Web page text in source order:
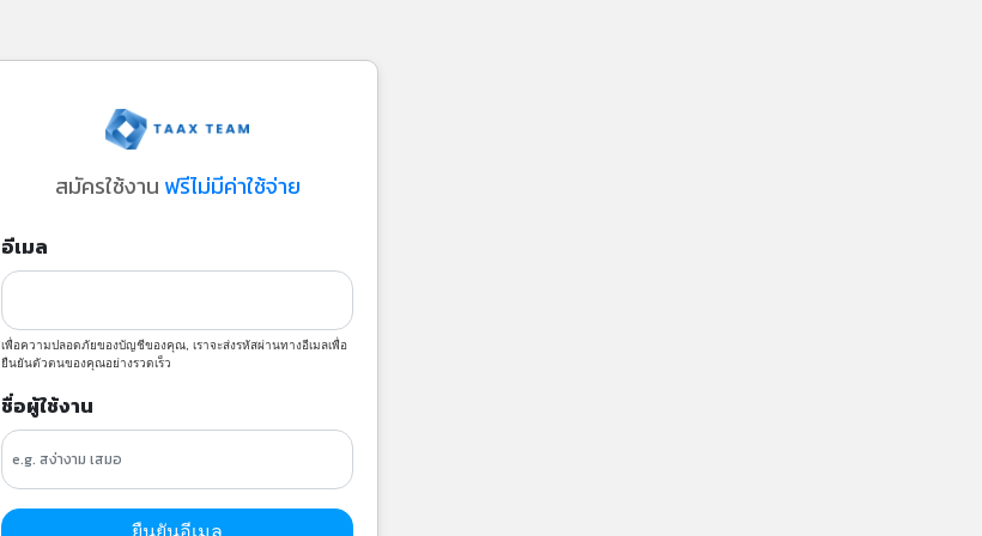
สมัครใช้งาน ฟรีไม่มีค่าใช้จ่าย
อีเมล
เพื่อความปลอดภัยของบัญชีของคุณ, เราจะส่งรหัสผ่านทางอีเมลเพื่อ
ยืนยันตัวตนของคุณอย่างรวดเร็ว
ชื่อผู้ใช้งาน